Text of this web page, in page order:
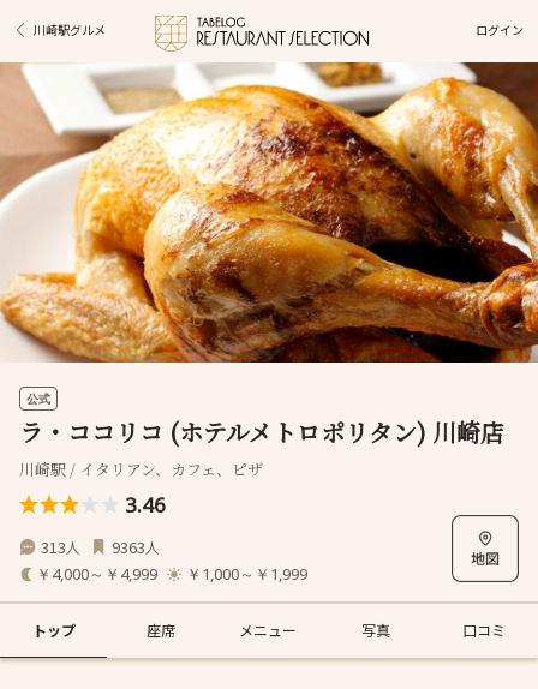
川崎駅グルメ ログイン
公式
ラ・ココリコ (ホテルメトロポリタン) 川崎店
川崎駅 / イタリアン、カフェ、ピザ
3.46
313人 9363人
￥4,000～￥4,999 ￥1,000～￥1,999
トップ 座席 メニュー 写真 口コミ